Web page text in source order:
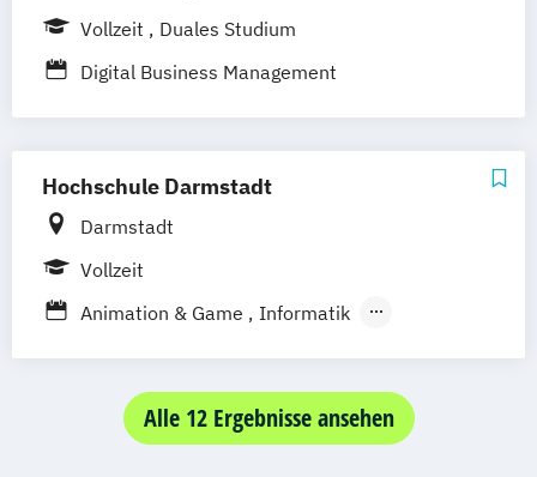
Vollzeit
Duales Studium
Digital Business Management
Hochschule Darmstadt
Darmstadt
Vollzeit
Animation & Game
Informatik
Interactive Media Design
International Media Cultural Work
Alle 12 Ergebnisse ansehen